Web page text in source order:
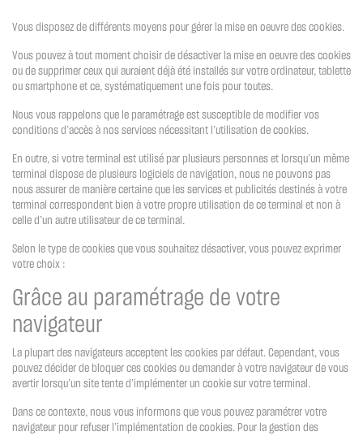
Vous disposez de différents moyens pour gérer la mise en oeuvre des cookies.
Vous pouvez à tout moment choisir de désactiver la mise en oeuvre des cookies
ou de supprimer ceux qui auraient déjà été installés sur votre ordinateur, tablette
ou smartphone et ce, systématiquement une fois pour toutes.
Nous vous rappelons que le paramétrage est susceptible de modifier vos
conditions d’accès à nos services nécessitant l’utilisation de cookies.
En outre, si votre terminal est utilisé par plusieurs personnes et lorsqu’un même
terminal dispose de plusieurs logiciels de navigation, nous ne pouvons pas
nous assurer de manière certaine que les services et publicités destinés à votre
terminal correspondent bien à votre propre utilisation de ce terminal et non à
celle d’un autre utilisateur de ce terminal.
Selon le type de cookies que vous souhaitez désactiver, vous pouvez exprimer
votre choix :
Grâce au paramétrage de votre
navigateur
La plupart des navigateurs acceptent les cookies par défaut. Cependant, vous
pouvez décider de bloquer ces cookies ou demander à votre navigateur de vous
avertir lorsqu’un site tente d’implémenter un cookie sur votre terminal.
Dans ce contexte, nous vous informons que vous pouvez paramétrer votre
navigateur pour refuser l’implémentation de cookies. Pour la gestion des